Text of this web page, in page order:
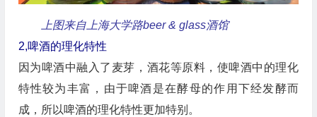
上图来自上海大学路beer & glass酒馆
‍‍‍‍‍‍2,啤酒的理化特性
因为啤酒中融入了麦芽，酒花等原料，使啤酒中的理化
特性较为丰富，由于啤酒是在酵母的作用下经发酵而
成，所以啤酒的理化特性更加特别。